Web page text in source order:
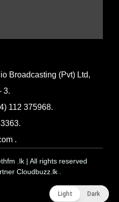
Broadcasting (Pvt) Ltd,
3.
112 375968.
.
.lk | All rights reserved
Cloudbuzz.lk .
Light Dark
Light Dark